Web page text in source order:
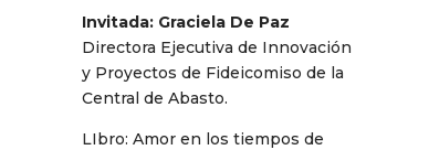
Invitada: Graciela De Paz
Directora Ejecutiva de Innovación
y Proyectos de Fideicomiso de la
Central de Abasto.
LIbro: Amor en los tiempos de